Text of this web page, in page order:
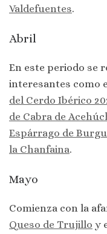
Valdefuentes.
Abril
En este periodo se
interesantes como
del Cerdo Ibérico
de Cabra de
Espárrago de
la Chanfaina.
Mayo
Comienza con la
Queso de Trujillo y